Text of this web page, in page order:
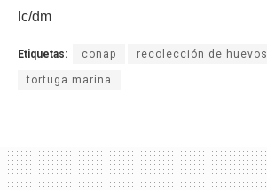
lc/dm
Etiquetas: conap recolección de huevos
tortuga marina